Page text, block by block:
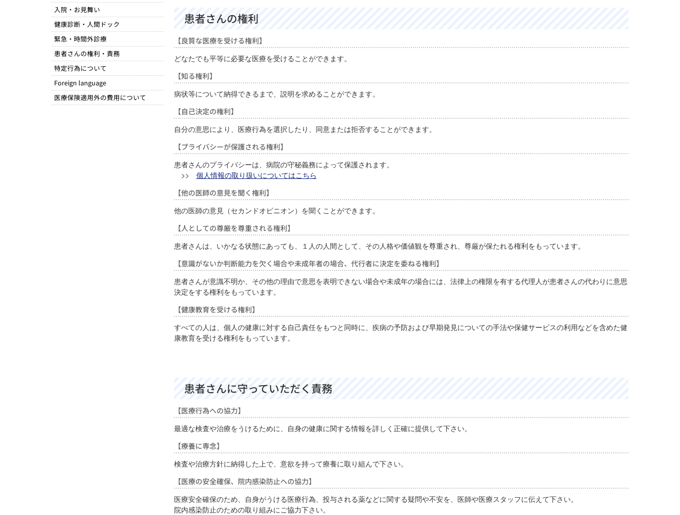
患者さんの権利
【良質な医療を受ける権利】
どなたでも平等に必要な医療を受けることができます。
【知る権利】
病状等について納得できるまで、説明を求めることができます。
【自己決定の権利】
自分の意思により、医療行為を選択したり、同意または拒否することができます。
【プライバシーが保護される権利】
患者さんのプライバシーは、病院の守秘義務によって保護されます。
>> 個人情報の取り扱いについてはこちら
【他の医師の意見を聞く権利】
他の医師の意見（セカンドオピニオン）を聞くことができます。
【人としての尊厳を尊重される権利】
患者さんは、いかなる状態にあっても、１人の人間として、その人格や価値観を尊重され、尊厳が保たれる権利をもっています。
【意識がないか判断能力を欠く場合や未成年者の場合、代行者に決定を委ねる権利】
患者さんが意識不明か、その他の理由で意思を表明できない場合や未成年の場合には、法律上の権限を有する代理人が患者さんの代わりに意思
決定をする権利をもっています。
【健康教育を受ける権利】
すべての人は、個人の健康に対する自己責任をもつと同時に、疾病の予防および早期発見についての手法や保健サービスの利用などを含めた健
康教育を受ける権利をもっています。
患者さんに守っていただく責務
【医療行為への協力】
最適な検査や治療をうけるために、自身の健康に関する情報を詳しく正確に提供して下さい。
【療養に専念】
検査や治療方針に納得した上で、意欲を持って療養に取り組んで下さい。
【医療の安全確保、院内感染防止への協力】
医療安全確保のため、自身がうける医療行為、投与される薬などに関する疑問や不安を、医師や医療スタッフに伝えて下さい。
院内感染防止のための取り組みにご協力下さい。
入院・お見舞い
健康診断・人間ドック
緊急・時間外診療
患者さんの権利・責務
特定行為について
Foreign language
医療保険適用外の費用について